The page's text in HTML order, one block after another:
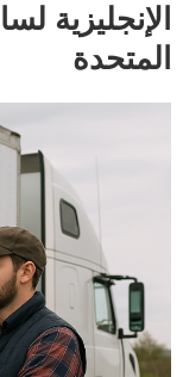
الإنجليزية
المتحدة